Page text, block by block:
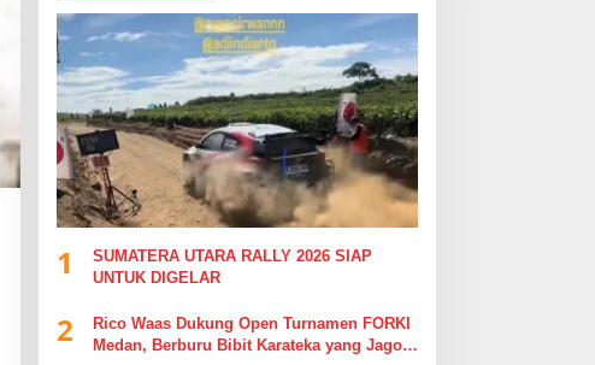
1
SUMATERA UTARA RALLY 2026 SIAP
UNTUK DIGELAR
2
Rico Waas Dukung Open Turnamen FORKI
Medan, Berburu Bibit Karateka yang Jago